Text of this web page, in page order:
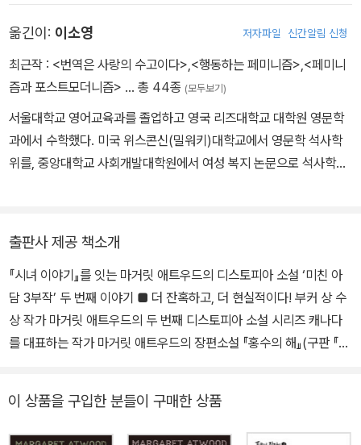
나다연방총독상을 수상했다. 그 후 꾸준히 시를 발표해 열다섯 권이
넘는 시집을 펴냈다. 대표적인 소설로는 《시녀 이야기》(1985), 《그
레이스》(1996), 《눈먼 암살자》(2000), 《증언들》(2019) 등이 있
EN협회평생공로상 등을 받았다.
옮긴이: 이소영 저자파일 신간알림 신청
최근작 : <번역은 사랑의 수고이다> <행동하는 페미니즘> <페미니
즘과 포스트모더니즘> … 총 44종 (모두보기)
서울대학교 영어교육과를 졸업하고 영국 리즈대학교 대학원 영문학
과에서 수학했다. 미국 위스콘신(밀워키)대학교에서 영문학 석사학
위를, 중앙대학교 사회개발대학원에서 여성 복지 논문으로 석사학위
『브루스터플레이스의 여자들』, 『행동하는 페미니즘』 등이 있다.
출판사 제공 책소개
『시녀 이야기』를 잇는 마거릿 애트우드의 디스토피아 소설 ‘미친 아
담 3부작’ 두 번째 이야기 ■ 더 잔혹하고, 더 현실적이다! 부커 상 수
상 작가 마거릿 애트우드의 두 번째 디스토피아 소설 시리즈 캐나다
를 대표하는 작가 마거릿 애트우드의 장편소설 『홍수의 해』(구판 『홍
부작’ 2권이다. 전작 『오릭스와 크레이크』가 남성 화자인 지미-눈사
람을 중심으로 인류의 멸망 과정을 절망적으로 묘사했다면, 『홍수의
이 상품을 구입한 분들이 구매한 상품